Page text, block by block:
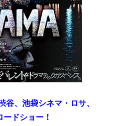
谷、池袋シネマ・ロサ、
ドショー！